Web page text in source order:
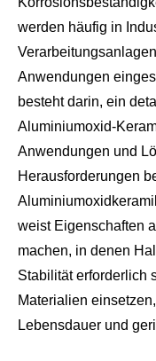
werden häufig in
Anwendungen
besteht darin, ein
Aluminiumoxid-
Anwendungen und
Herausforderungen
weist Eigenschaften
machen, in denen
Stabilität erforderlich
Materialien
Lebensdauer und